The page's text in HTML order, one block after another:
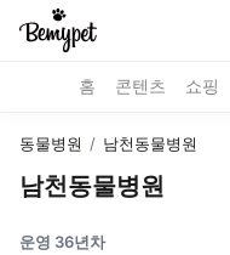
홈 콘텐츠 쇼핑
동물병원 / 남천동물병원
남천동물병원
운영 36년차